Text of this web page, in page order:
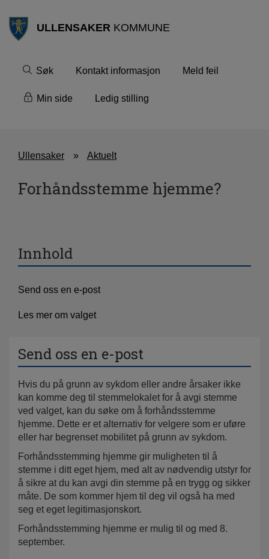
ULLENSAKERKOMMUNE
Søk Kontakt informasjon Meld feil
Min side Ledig stilling
Ullensaker Aktuelt
Forhåndsstemme hjemme?
Innhold
Send oss en e-post
Les mer om valget
Send oss en e-post
Hvis du på grunn av sykdom eller andre årsaker ikke
kan komme deg til stemmelokalet for å avgi stemme
ved valget, kan du søke om å forhåndsstemme
hjemme. Dette er et alternativ for velgere som er uføre
eller har begrenset mobilitet på grunn av sykdom.
Forhåndsstemming hjemme gir muligheten til å
stemme i ditt eget hjem, med alt av nødvendig utstyr for
å sikre at du kan avgi din stemme på en trygg og sikker
måte. De som kommer hjem til deg vil også ha med
seg et eget legitimasjonskort.
Forhåndsstemming hjemme er mulig til og med 8.
september.